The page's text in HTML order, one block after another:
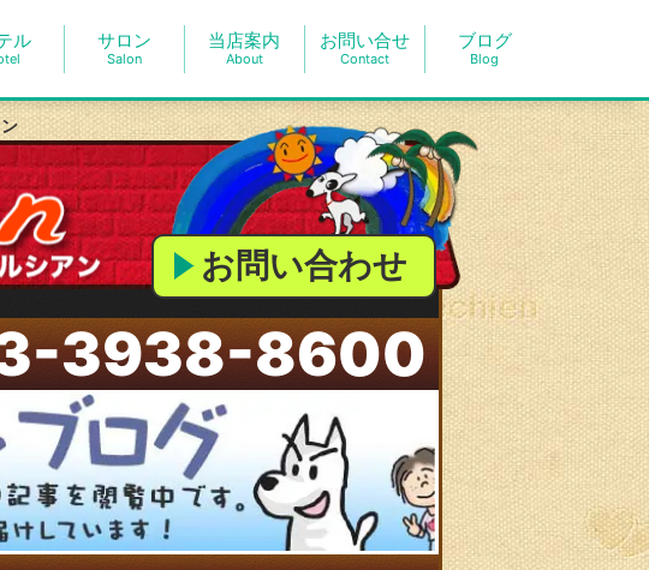
ル サロン
Salon
当店案内
About
お問い合せ
Contact
ブログ
Blog
ッグラン
お問い合わせ
3938-8600